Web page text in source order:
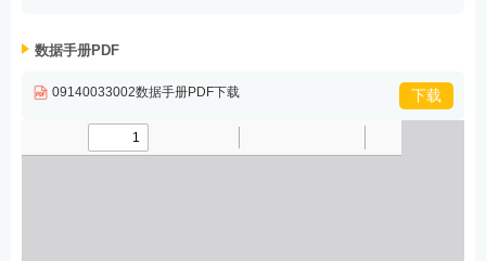
数据手册PDF
09140033002数据手册PDF下载 下载